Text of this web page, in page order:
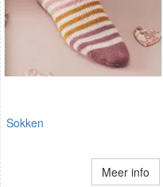
Sokken
Meer info